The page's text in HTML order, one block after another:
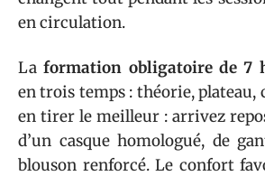
en circulation.
Laformation obligatoire de 7
en trois temps : théorie,
en tirer le meilleur : arrivez
d’un casque homologué, de
blouson renforcé. Le confort